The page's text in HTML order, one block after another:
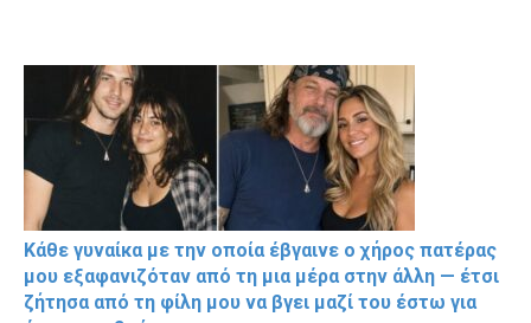
Κάθε γυναίκα με την οποία έβγαινε ο χήρος πατέρας
μου εξαφανιζόταν από τη μια μέρα στην άλλη — έτσι
ζήτησα από τη φίλη μου να βγει μαζί του έστω για